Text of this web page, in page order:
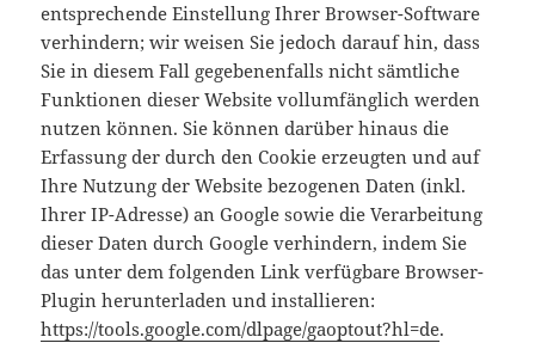
entsprechende Einstellung Ihrer Browser-Software
verhindern; wir weisen Sie jedoch darauf hin, dass
Sie in diesem Fall gegebenenfalls nicht sämtliche
Funktionen dieser Website vollumfänglich werden
nutzen können. Sie können darüber hinaus die
Erfassung der durch den Cookie erzeugten und auf
Ihre Nutzung der Website bezogenen Daten (inkl.
Ihrer IP-Adresse) an Google sowie die Verarbeitung
dieser Daten durch Google verhindern, indem Sie
das unter dem folgenden Link verfügbare Browser-
Plugin herunterladen und installieren:
https://tools.google.com/dlpage/gaoptout?hl=de.